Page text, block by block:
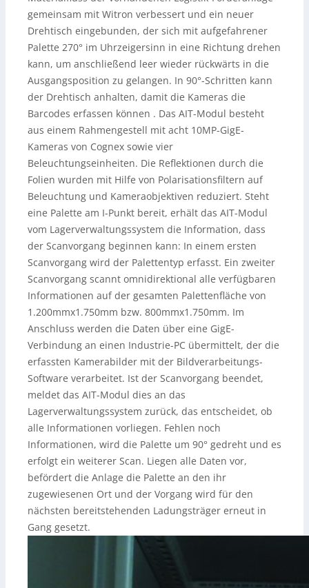
gemeinsam mit Witron verbessert und ein neuer
Drehtisch eingebunden, der sich mit aufgefahrener
Palette 270° im Uhrzeigersinn in eine Richtung drehen
kann, um anschließend leer wieder rückwärts in die
Ausgangsposition zu gelangen. In 90°-Schritten kann
der Drehtisch anhalten, damit die Kameras die
Barcodes erfassen können . Das AIT-Modul besteht
aus einem Rahmengestell mit acht 10MP-GigE-
Kameras von Cognex sowie vier
Beleuchtungseinheiten. Die Reflektionen durch die
Folien wurden mit Hilfe von Polarisationsfiltern auf
Beleuchtung und Kameraobjektiven reduziert. Steht
eine Palette am I-Punkt bereit, erhält das AIT-Modul
vom Lagerverwaltungssystem die Information, dass
der Scanvorgang beginnen kann: In einem ersten
Scanvorgang wird der Palettentyp erfasst. Ein zweiter
Scanvorgang scannt omnidirektional alle verfügbaren
Informationen auf der gesamten Palettenfläche von
1.200mmx1.750mm bzw. 800mmx1.750mm. Im
Anschluss werden die Daten über eine GigE-
Verbindung an einen Industrie-PC übermittelt, der die
erfassten Kamerabilder mit der Bildverarbeitungs-
Software verarbeitet. Ist der Scanvorgang beendet,
meldet das AIT-Modul dies an das
Lagerverwaltungssystem zurück, das entscheidet, ob
alle Informationen vorliegen. Fehlen noch
Informationen, wird die Palette um 90° gedreht und es
erfolgt ein weiterer Scan. Liegen alle Daten vor,
befördert die Anlage die Palette an den ihr
zugewiesenen Ort und der Vorgang wird für den
nächsten bereitstehenden Ladungsträger erneut in
Gang gesetzt.